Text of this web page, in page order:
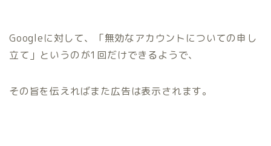
Googleに対して、
「無効なアカウントについての申し
立て」 というのが1回だけできるようで、
その旨を伝えればまた広告は表示されます。